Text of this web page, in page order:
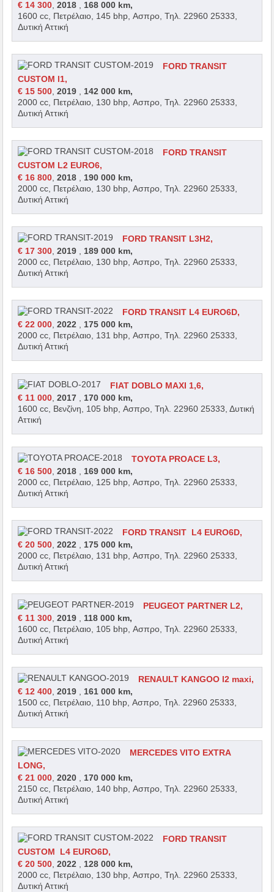
€ 14 300,2018 , 168 000 km,
1600 cc, Πετρέλαιο, 145 bhp, Ασπρο, Τηλ. 22960 25333,
Δυτική Αττική
FORD TRANSIT
CUSTOM l1,
€ 15 500,2019 , 142 000 km,
2000 cc, Πετρέλαιο, 130 bhp, Ασπρο, Τηλ. 22960 25333,
Δυτική Αττική
FORD TRANSIT
CUSTOM L2 EURO6,
€ 16 800,2018 , 190 000 km,
2000 cc, Πετρέλαιο, 130 bhp, Ασπρο, Τηλ. 22960 25333,
Δυτική Αττική
FORD TRANSIT L3H2,
€ 17 300,2019 , 189 000 km,
2000 cc, Πετρέλαιο, 130 bhp, Ασπρο, Τηλ. 22960 25333,
Δυτική Αττική
FORD TRANSIT L4 EURO6D,
€ 22 000,2022 , 175 000 km,
2000 cc, Πετρέλαιο, 131 bhp, Ασπρο, Τηλ. 22960 25333,
Δυτική Αττική
FIAT DOBLO MAXI 1,6,
€ 11 000,2017 , 170 000 km,
1600 cc, Βενζίνη, 105 bhp, Ασπρο, Τηλ. 22960 25333, Δυτική
Αττική
TOYOTA PROACE L3,
€ 16 500,2018 , 169 000 km,
2000 cc, Πετρέλαιο, 125 bhp, Ασπρο, Τηλ. 22960 25333,
Δυτική Αττική
FORD TRANSIT L4 EURO6D,
€ 20 500,2022 , 175 000 km,
2000 cc, Πετρέλαιο, 131 bhp, Ασπρο, Τηλ. 22960 25333,
Δυτική Αττική
PEUGEOT PARTNER L2,
€ 11 300,2019 , 118 000 km,
1600 cc, Πετρέλαιο, 105 bhp, Ασπρο, Τηλ. 22960 25333,
Δυτική Αττική
RENAULT KANGOO l2 maxi,
€ 12 400,2019 , 161 000 km,
1500 cc, Πετρέλαιο, 110 bhp, Ασπρο, Τηλ. 22960 25333,
Δυτική Αττική
MERCEDES VITO EXTRA
LONG,
€ 21 000,2020 , 170 000 km,
2150 cc, Πετρέλαιο, 140 bhp, Ασπρο, Τηλ. 22960 25333,
Δυτική Αττική
FORD TRANSIT
CUSTOM L4 EURO6D,
€ 20 500,2022 , 128 000 km,
2000 cc, Πετρέλαιο, 130 bhp, Ασπρο, Τηλ. 22960 25333,
Δυτική Αττική